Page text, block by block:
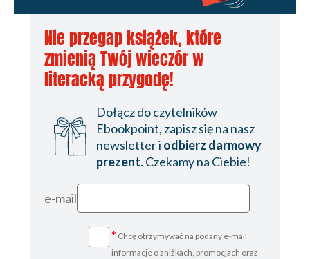
Nie przegap książek, które
zmienią Twój wieczór w
literacką przygodę!
Dołącz do czytelników
Ebookpoint, zapisz się na nasz
newsletter i odbierz darmowy
prezent. Czekamy na Ciebie!
e-mail
* Chcę otrzymywać na podany e-mail
informacje o zniżkach, promocjach oraz